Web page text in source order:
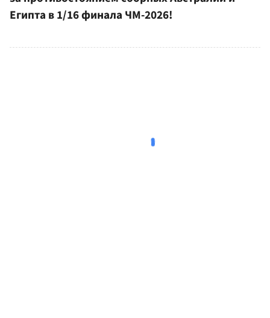
Египта в 1/16 финала ЧМ-2026!